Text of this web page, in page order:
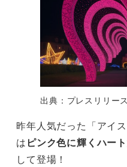
出典：プレスリリース
昨年人気だった「アイ
は ピンク色に輝くハー
して登場！